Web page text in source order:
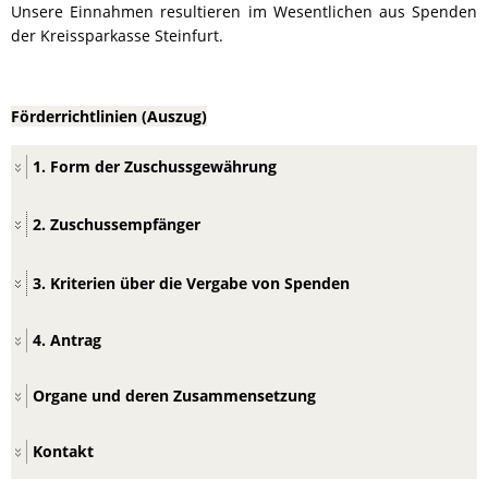
Unsere Einnahmen resultieren im Wesentlichen aus Spenden
der Kreissparkasse Steinfurt.
Förderrichtlinien (Auszug)
1. Form der Zuschussgewährung
2. Zuschussempfänger
3. Kriterien über die Vergabe von Spenden
4. Antrag
Organe und deren Zusammensetzung
Kontakt